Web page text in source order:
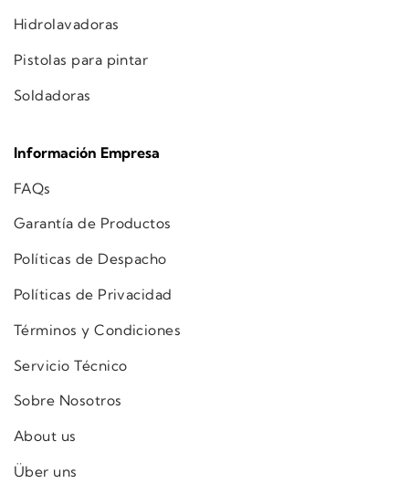
Hidrolavadoras
Pistolas para pintar
Soldadoras
Información Empresa
FAQs
Garantía de Productos
Políticas de Despacho
Políticas de Privacidad
Términos y Condiciones
Servicio Técnico
Sobre Nosotros
About us
Über uns